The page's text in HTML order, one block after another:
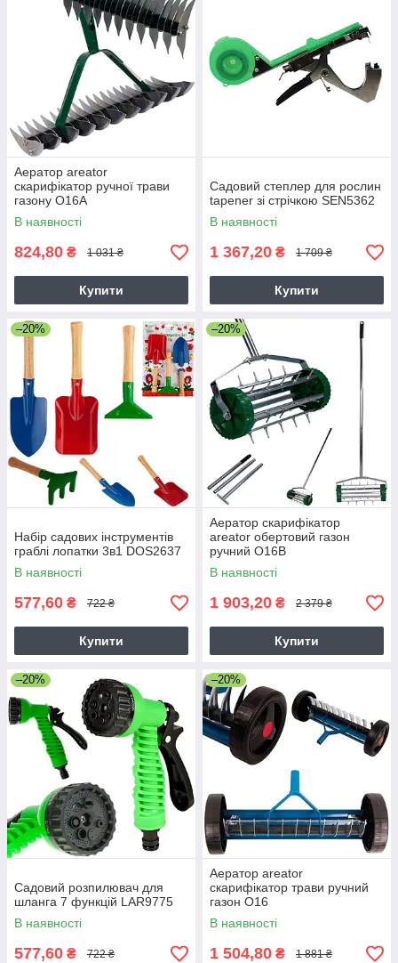
Аератор areator
скарифікатор ручної трави
газону O16A
В наявності
824,80 ₴ 1 031 ₴
Купити
Садовий степлер для рослин
tapener зі стрічкою SEN5362
В наявності
1 367,20 ₴ 1 709 ₴
Купити
–20%
Набір садових інструментів
граблі лопатки 3в1 DOS2637
В наявності
577,60 ₴ 722 ₴
Купити
–20%
Аератор скарифікатор
areator обертовий газон
ручний O16B
В наявності
1 903,20 ₴ 2 379 ₴
Купити
–20%
Садовий розпилювач для
шланга 7 функцій LAR9775
В наявності
577,60 ₴ 722 ₴
–20%
Аератор areator
скарифікатор трави ручний
газон O16
В наявності
1 504,80 ₴ 1 881 ₴